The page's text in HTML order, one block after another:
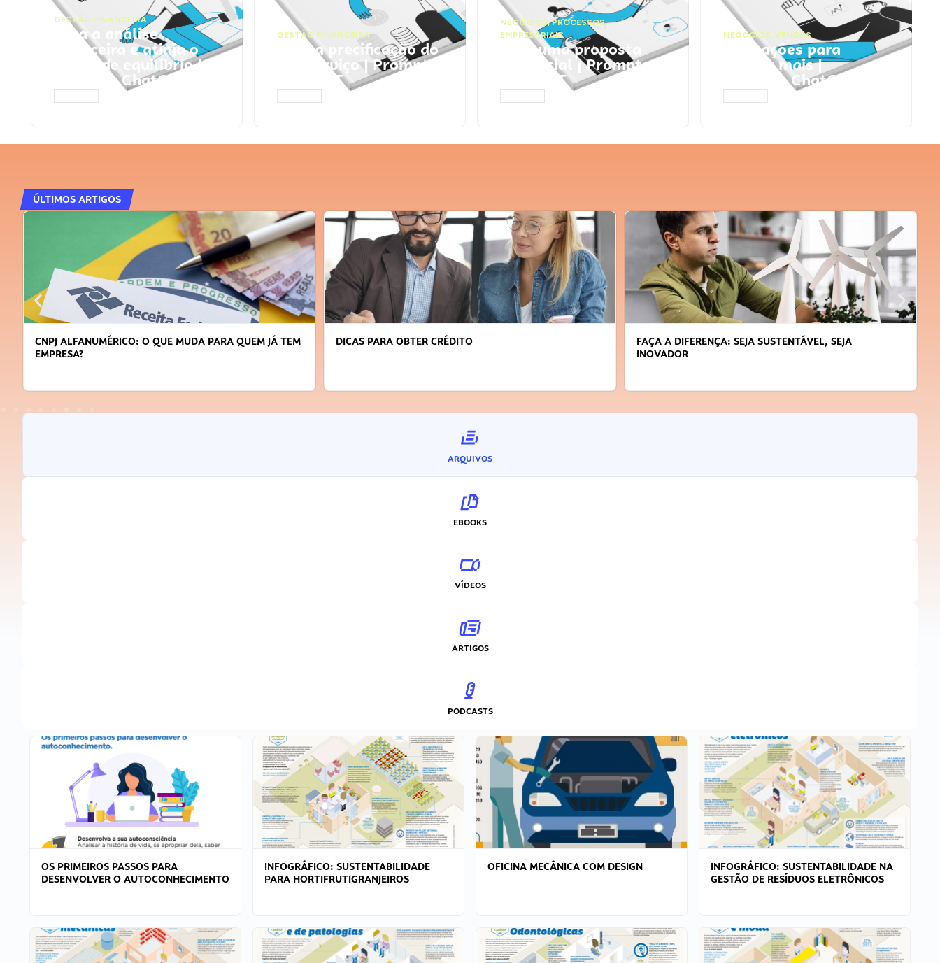
GESTÃO FINANCEIRA
Faça a análise
financeira e atinja o
ponto de equilíbrio |
Prompts ChatGPT
GESTÃO FINANCEIRA
Faça a precificação do
seu serviço | Prompts
ChatGPT
NEGÓCIOS,PROCESSOS
EMPRESARIAIS
Faça uma proposta
comercial | Prompts
ChatGPT
NEGÓCIOS, VENDAS
Faça ações para
vender mais |
Prompts ChatGPT
ÚLTIMOS ARTIGOS
CNPJ ALFANUMÉRICO: O QUE MUDA PARA QUEM JÁ TEM
EMPRESA?
DICAS PARA OBTER CRÉDITO
FAÇA A DIFERENÇA: SEJA SUSTENTÁVEL, SEJA
INOVADOR
ARQUIVOS
EBOOKS
VÍDEOS
ARTIGOS
PODCASTS
OS PRIMEIROS PASSOS PARA
DESENVOLVER O AUTOCONHECIMENTO
INFOGRÁFICO: SUSTENTABILIDADE
PARA HORTIFRUTIGRANJEIROS
OFICINA MECÂNICA COM DESIGN
INFOGRÁFICO: SUSTENTABILIDADE NA
GESTÃO DE RESÍDUOS ELETRÔNICOS